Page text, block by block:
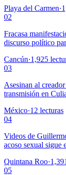
Playa del Carmen·
02
Fracasa
discurso político
Cancún·1,925
03
Asesinan al
transmisión en
México·12 lecturas
04
Videos de
acoso sexual sigue
Quintana Roo·1,391
05